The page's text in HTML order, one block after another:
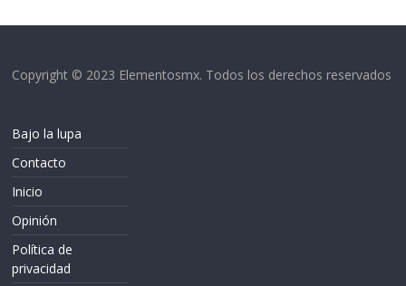
Copyright © 2023 Elementosmx. Todos los derechos reservados
Bajo la lupa
Contacto
Inicio
Opinión
Política de
privacidad